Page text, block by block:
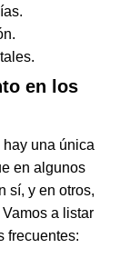
en los
una única
en algunos
sí, y en otros,
a listar
frecuentes: